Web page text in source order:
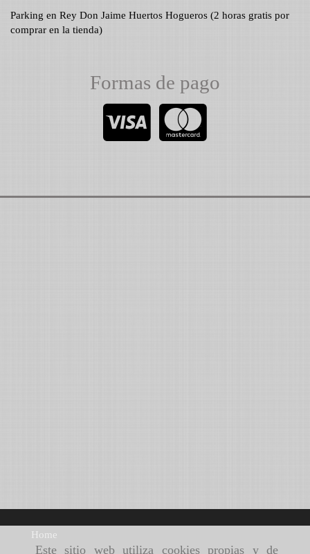
Este sitio web utiliza cookies propias y de
comprar en la tienda)
Formas de pago